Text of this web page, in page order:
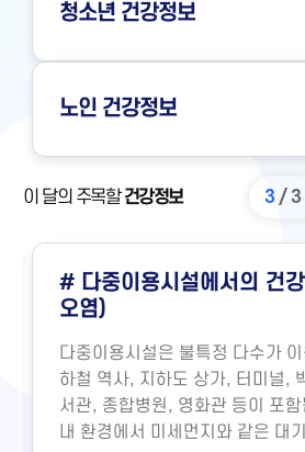
청소년 건강정보
노인 건강정보
이 달의 주목할건강정보 3 /3
# 다중이용시설에서의 건
오염)
다중이용시설은 불특정 다수가
하철 역사, 지하도 상가, 터미널,
서관, 종합병원, 영화관 등이 포
내 환경에서 미세먼지와 같은 대